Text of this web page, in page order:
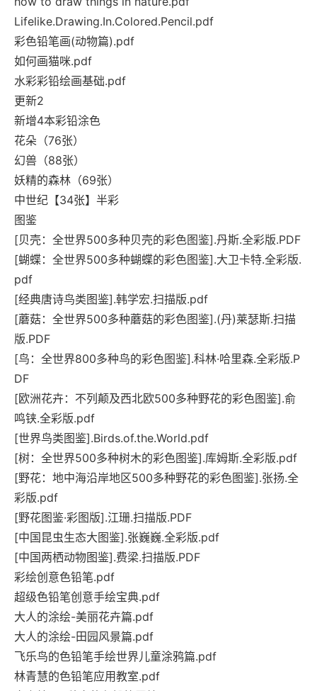
Lifelike.Drawing.In.Colored.Pencil.pdf
彩色铅笔画(动物篇).pdf
如何画猫咪.pdf
水彩彩铅绘画基础.pdf
更新2
新增4本彩铅涂色
花朵（76张）
幻兽（88张）
妖精的森林（69张）
中世纪【34张】半彩
图鉴
[贝壳：全世界500多种贝壳的彩色图鉴].丹斯.全彩版.PDF
[蝴蝶：全世界500多种蝴蝶的彩色图鉴].大卫卡特.全彩版.
pdf
[经典唐诗鸟类图鉴].韩学宏.扫描版.pdf
[蘑菇：全世界500多种蘑菇的彩色图鉴].(丹)莱瑟斯.扫描
版.PDF
[鸟：全世界800多种鸟的彩色图鉴].科林·哈里森.全彩版.P
DF
[欧洲花卉：不列颠及西北欧500多种野花的彩色图鉴].俞
鸣铗.全彩版.pdf
[世界鸟类图鉴].Birds.of.the.World.pdf
[树：全世界500多种树木的彩色图鉴].库姆斯.全彩版.pdf
[野花：地中海沿岸地区500多种野花的彩色图鉴].张扬.全
彩版.pdf
[野花图鉴·彩图版].江珊.扫描版.PDF
[中国昆虫生态大图鉴].张巍巍.全彩版.pdf
[中国两栖动物图鉴].费梁.扫描版.PDF
彩绘创意色铅笔.pdf
超级色铅笔创意手绘宝典.pdf
大人的涂绘-美丽花卉篇.pdf
大人的涂绘-田园风景篇.pdf
飞乐鸟的色铅笔手绘世界儿童涂鸦篇.pdf
林青慧的色铅笔应用教室.pdf